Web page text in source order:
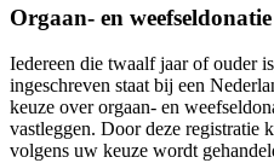
Orgaan- en weefseldonatie
Iedereen die twaalf jaar of ouder
ingeschreven staat bij een
keuze over orgaan- en
vastleggen. Door deze registratie
volgens uw keuze wordt